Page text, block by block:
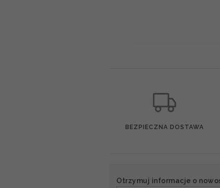
BEZPIECZNA DOSTAWA
Otrzymuj informacje o